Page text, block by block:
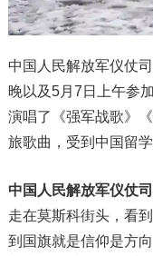
中国人民解放军仪仗
晚以及5月7日上午参
演唱了《强军战歌》
旅歌曲，受到中国留
中国人民解放军仪仗
走在莫斯科街头，看
到国旗就是信仰是方